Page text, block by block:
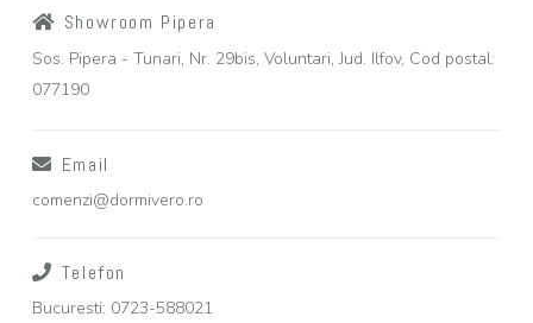
Showroom Pipera
Sos. Pipera - Tunari, Nr. 29bis, Voluntari, Jud. Ilfov, Cod postal:
077190
Email
comenzi@dormivero.ro
Telefon
Bucuresti: 0723-588021